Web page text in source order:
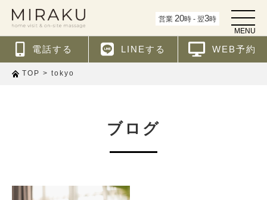
営業 20時 - 翌3時
t
o
g
l
MENU
電話する LINEする WEB予約
TOP > tokyo
ブログ